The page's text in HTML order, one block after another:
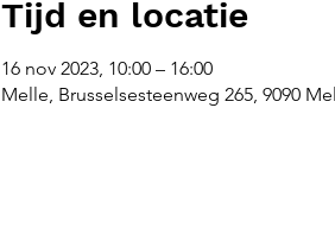
Tijd en locatie
16 nov 2023, 10:00 – 16:00
Melle, Brusselsesteenweg 265, 9090